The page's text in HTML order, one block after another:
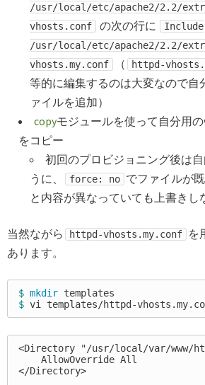
/usr/local/etc/apache2/2.2/
vhosts.conf
の次の行に
Include
/usr/local/etc/apache2/2.2/
vhosts.my.conf
（ httpd-
等的に編集するのは大変なので自
ァイルを追加）
copyモジュールを使って自分用
をコピー
初回のプロビジョニング後は
うに、
force: no でファイルが
と内容が異なっていても上書きし
当然ながら httpd-vhosts.my.conf
を
あります。
$ mkdir
$
<Directory "/usr/local/var/www/
    AllowOverride All
</Directory>